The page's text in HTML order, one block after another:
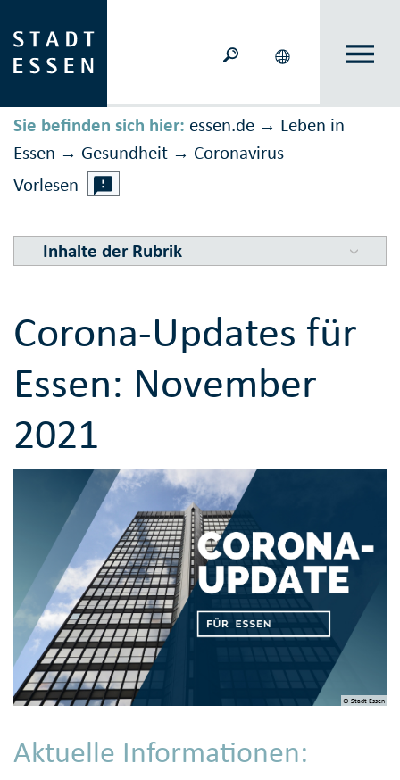
Sie befinden sich hier: essen.de → Leben in
Essen → Gesundheit → Corona­virus
Vorlesen
Inhalte der Rubrik
Corona-Updates für
Essen: November
2021
© Stadt Essen
Aktuelle Informationen: